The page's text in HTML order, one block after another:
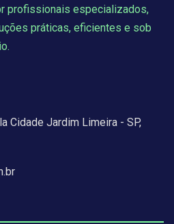
profissionais especializados,
práticas, eficientes e sob
Cidade Jardim Limeira - SP,